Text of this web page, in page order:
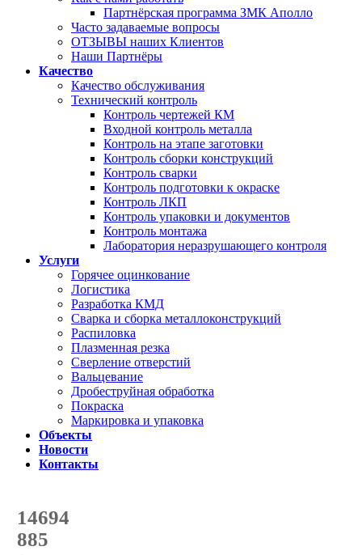
Партнёрская программа ЗМК Аполло
Часто задаваемые вопросы
ОТЗЫВЫ наших Клиентов
Наши Партнёры
Качество
Качество обслуживания
Технический контроль
Контроль чертежей КМ
Входной контроль металла
Контроль на этапе заготовки
Контроль сборки конструкций
Контроль сварки
Контроль подготовки к окраске
Контроль ЛКП
Контроль упаковки и документов
Контроль монтажа
Лаборатория неразрушающего контроля
Услуги
Горячее оцинкование
Логистика
Разработка КМД
Сварка и сборка металлоконструкций
Распиловка
Плазменная резка
Сверление отверстий
Вальцевание
Дробеструйная обработка
Покраска
Маркировка и упаковка
Объекты
Новости
Контакты
14694
с начала года
885
с начала месяца